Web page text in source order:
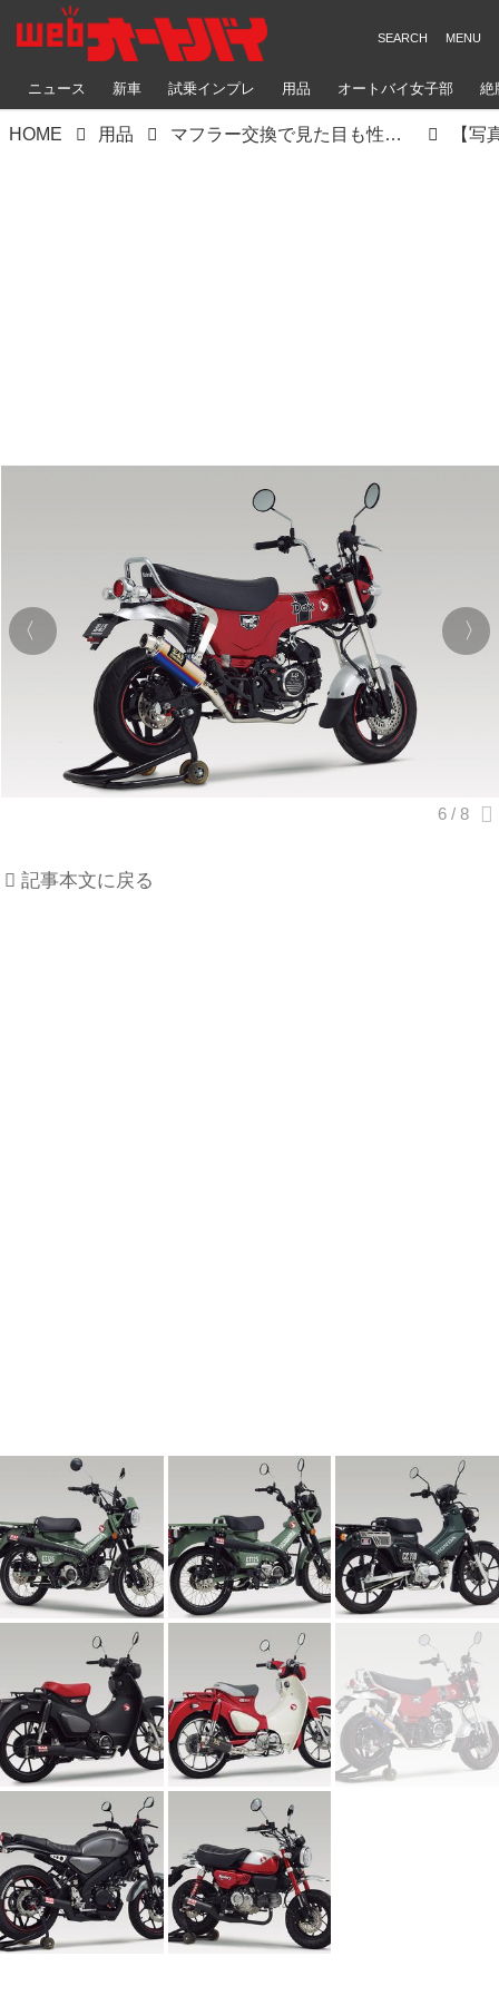
ニュース 新車 試乗インプレ 用品 オートバイ女子部 絶
HOME 用品 マフラー交換で見た目も性能もアップ!! ヨシムラジャパンは「CT125・ハンターカブ」「モンキー125」などの車種専用パーツを豊富にラインアップ！
記事本文に戻る